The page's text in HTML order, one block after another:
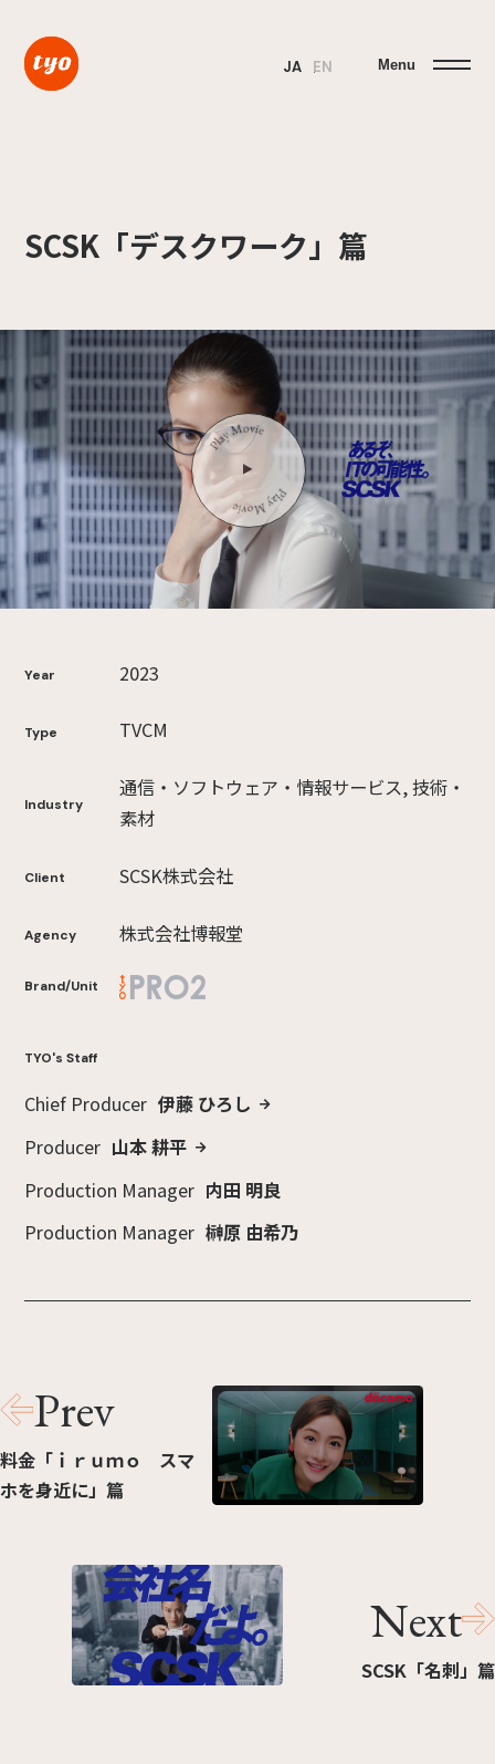
JA EN Menu
SCSK「デスクワーク」篇
Year 2023
Type TVCM
Industry
通信・ソフトウェア・情報サービス, 技術・
素材
Client SCSK株式会社
Agency 株式会社博報堂
Brand/Unit
TYO's Staff
Chief Producer 伊藤 ひろし
Producer 山本 耕平
Production Manager 内田 明良
Production Manager 榊原 由希乃
Prev
料金「ｉｒｕｍｏ スマ
ホを身近に」篇
Next
SCSK「名刺」篇